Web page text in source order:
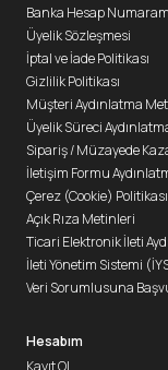
Banka Hesap
Üyelik Sözleşmesi
İptal ve İade Politikası
Gizlilik Politikası
Müşteri Aydınlatma
Üyelik Süreci
Sipariş / Müzayede
İletişim Formu
Çerez (Cookie) Politikası
Açık Rıza Metinleri
Ticari Elektronik İleti
İleti Yönetim Sistemi
Veri Sorumlusuna
Hesabım
Kayıt Ol